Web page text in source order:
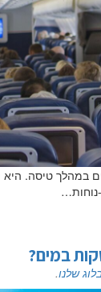
טיסה. היא
נוחות…
במים?
שלנו.